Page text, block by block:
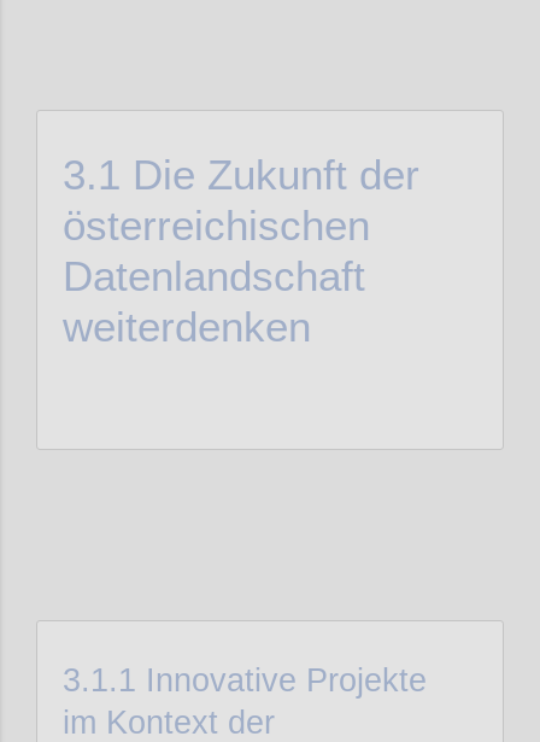
3.1 Die Zukunft der
österreichischen
Datenlandschaft
weiterdenken
3.1.1 Innovative Projekte
im Kontext der